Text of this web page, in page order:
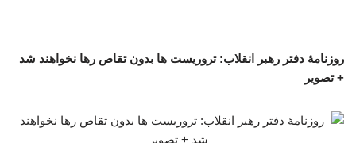
روزنامۀ دفتر رهبر انقلاب: تروریست ها بدون تقاص رها نخواهند شد
+ تصویر